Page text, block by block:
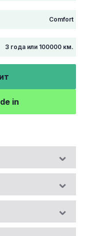
Comfort
3 года или 100000 км.
in